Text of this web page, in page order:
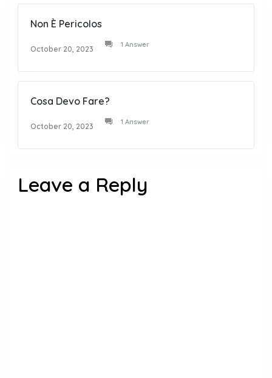
Non È Pericolos
October 20, 2023 1 Answer
Cosa Devo Fare?
October 20, 2023 1 Answer
Leave a Reply